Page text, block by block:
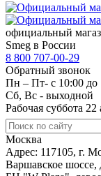
официальный
Smeg в России
8 800 707-00-29
Обратный звонок
Пн – Пт- с 10:00 до
Сб, Вс - выходной
Рабочая суббота 22
Москва
Адрес: 117105, г.
Варшавское шоссе,